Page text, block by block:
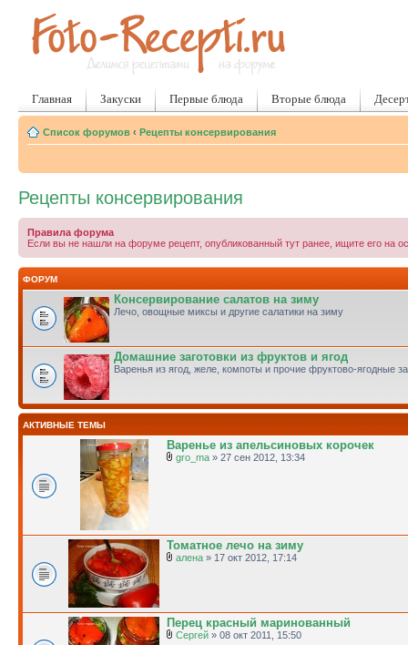
Главная Закуски Первые блюда Вторые блюда
Список форумов ‹ Рецепты консервирования
Рецепты консервирования
Правила форума
Если вы не нашли на форуме рецепт, опубликованный тут ранее, ищите его на
ФОРУМ
Консервирование салатов на зиму
Лечо, овощные миксы и другие салатики на зиму
Домашние заготовки из фруктов и ягод
Варенья из ягод, желе, компоты и прочие фруктово-ягодные
АКТИВНЫЕ ТЕМЫ
Варенье из апельсиновых корочек
gro_ma » 27 сен 2012, 13:34
Томатное лечо на зиму
алена » 17 окт 2012, 17:14
Перец красный маринованный
Сергей » 08 окт 2011, 15:50